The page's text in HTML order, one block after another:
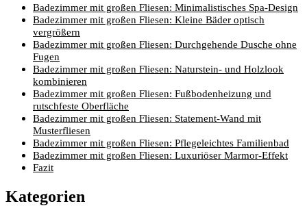
Badezimmer mit großen Fliesen: Minimalistisches Spa-Design
Badezimmer mit großen Fliesen: Kleine Bäder optisch
vergrößern
Badezimmer mit großen Fliesen: Durchgehende Dusche ohne
Fugen
Badezimmer mit großen Fliesen: Naturstein- und Holzlook
kombinieren
Badezimmer mit großen Fliesen: Fußbodenheizung und
rutschfeste Oberfläche
Badezimmer mit großen Fliesen: Statement-Wand mit
Musterfliesen
Badezimmer mit großen Fliesen: Pflegeleichtes Familienbad
Badezimmer mit großen Fliesen: Luxuriöser Marmor-Effekt
Fazit
Kategorien